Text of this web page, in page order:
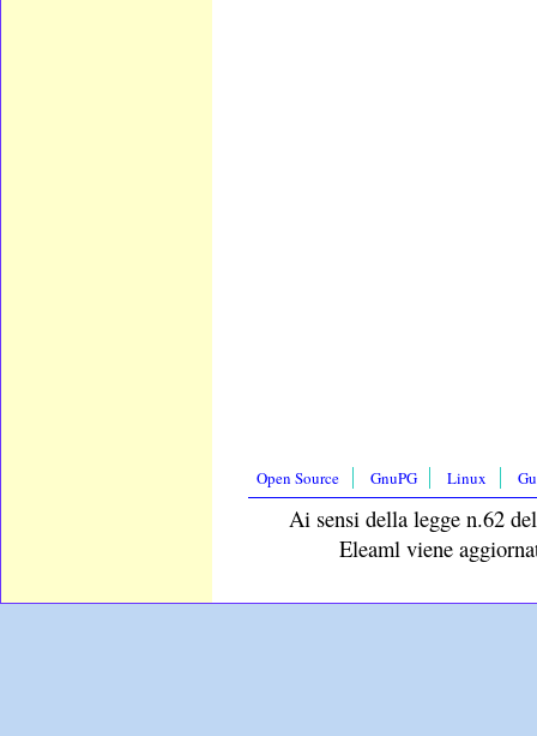
Open Source GnuPG Linux
Ai sensi della legge n.62
Eleaml viene